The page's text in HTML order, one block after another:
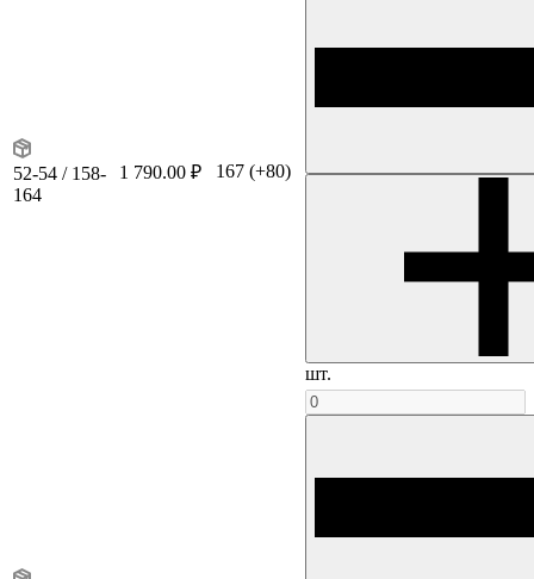
52-54 / 158-
164
1 790.00 ₽ 167 (+80)
шт.